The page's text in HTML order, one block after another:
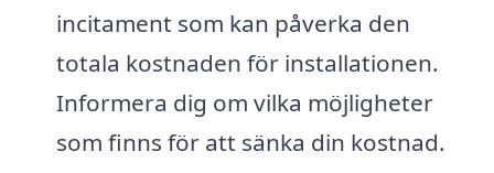
incitament som kan påverka den
totala kostnaden för installationen.
Informera dig om vilka möjligheter
som finns för att sänka din kostnad.